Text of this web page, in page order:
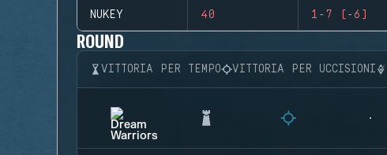
NUKEY 40 1-7 (-6)
ROUND
VITTORIA PER TEMPO VITTORIA PER UCCISIONI